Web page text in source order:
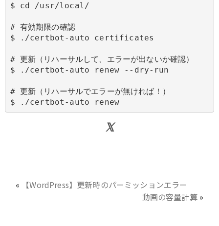
$ cd /usr/local/
# 有効期限の確認
$ ./certbot-auto certificates
# 更新（リハーサルして、エラーが出ないか確認）
$ ./certbot-auto renew --dry-run
# 更新（リハーサルでエラーが無ければ！）
$ ./certbot-auto renew
«
【WordPress】更新時のパーミッションエラー
動画の容量計算»